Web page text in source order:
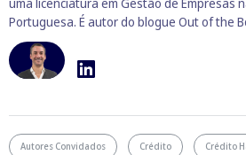
Portuguesa. É autor do blogue Out of the
Autores Convidados Crédito Crédito